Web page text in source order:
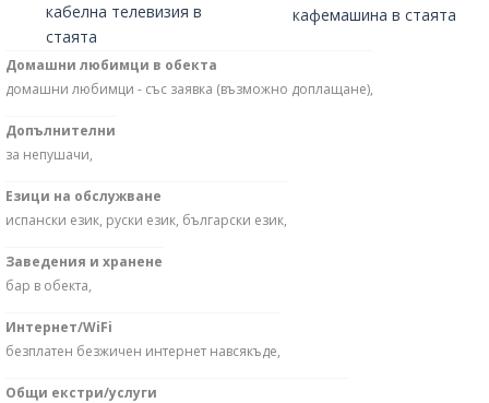
кабелна телевизия в
стаята
кафемашина в стаята
Домашни любимци в обекта
домашни любимци - със заявка (възможно доплащане),
Допълнителни
за непушачи,
Езици на обслужване
испански език, руски език, български език,
Заведения и хранене
бар в обекта,
Интернет/WiFi
безплатен безжичен интернет навсякъде,
Общи екстри/услуги